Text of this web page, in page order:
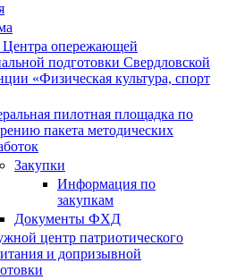
Центра опережающей
подготовки Свердловской
«Физическая культура, спорт
пилотная площадка по
пакета методических
Закупки
Информация по
закупкам
Документы ФХД
центр патриотического
и допризывной